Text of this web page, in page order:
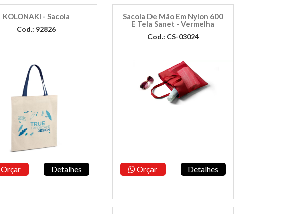
KOLONAKI - Sacola
Cod.: 92826
Orçar Detalhes
Sacola De Mão Em Nylon 600
E Tela Sanet - Vermelha
Cod.: CS-03024
Orçar Detalhes